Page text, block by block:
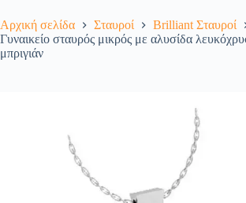
Αρχική σελίδα Σταυροί
Brilliant Σταυροί
Γυναικείο σταυρός μικρός με αλυσίδα
μπριγιάν